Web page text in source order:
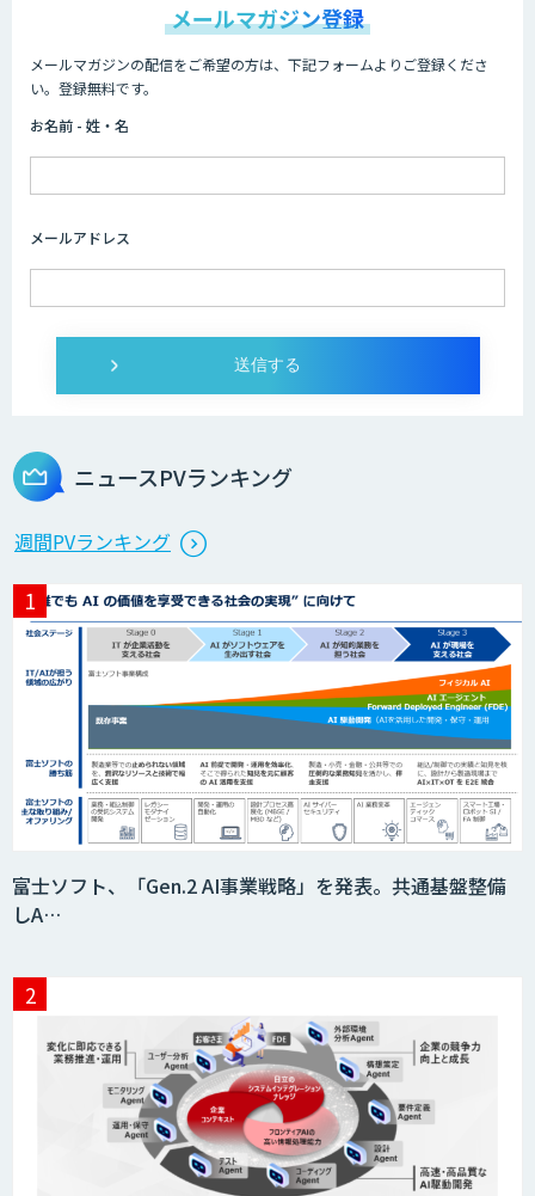
Dify導入・AIエージェント活用支援サー
Web広告・SNS施策立案/レポーティング
営業特化型Dify導入支援・AIエージェン
ト開発
HEROZ ASK
異常検知AI
『KISS』
imprai ezCheck
メールマガジン登録
メールマガジンの配信をご希望の方は、下記フォームよりご登録くださ
い。登録無料です。
お名前 - 姓・名
メールアドレス
ニュースPVランキング
週間PVランキング
富士ソフト、「Gen.2 AI事業戦略」を発表。共通基盤整備
しA…